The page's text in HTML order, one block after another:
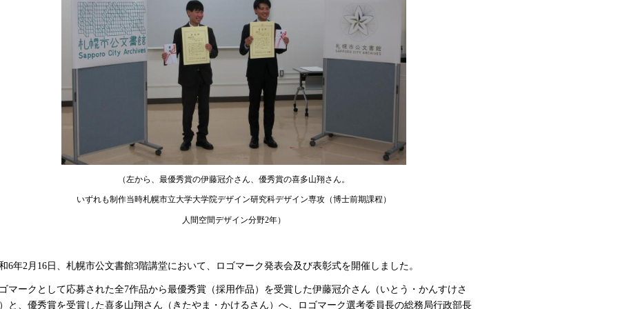
（左から、最優秀賞の伊藤冠介さん、優秀賞の喜多山翔さん。
いずれも制作当時札幌市立大学大学院デザイン研究科デザイン専攻（博士前期課程）
人間空間デザイン分野2年）
6年2月16日、札幌市公文書館3階講堂において、ロゴマーク発表会及び表彰式を開催しました。
マークとして応募された全7作品から最優秀賞（採用作品）を受賞した伊藤冠介さん（いとう・かんすけさ
と、優秀賞を受賞した喜多山翔さん（きたやま・かけるさん）へ、ロゴマーク選考委員長の総務局行政部長